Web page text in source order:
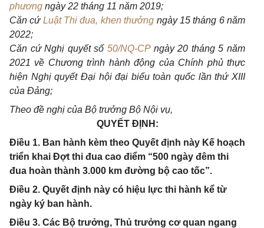
phương ngày 22 tháng 11 năm 2019;
Căn cứ Luật Thi đua, khen thưởng ngày 15 tháng 6 năm
2022;
Căn cứ Nghị quyết số 50/NQ-CPngày 20 tháng 5 năm
2021 về Chương trình hành động của Chính phủ thực
hiện Nghị quyết Đại hội đại biểu toàn quốc lần thứ XIII
của Đảng;
Theo đề nghị của Bộ trưởng Bộ Nội vụ,
QUYẾT ĐỊNH:
Điều 1. Ban hành kèm theo Quyết định này Kế hoạch
triển khai Đợt thi đua cao điểm “500 ngày đêm thi
đua hoàn thành 3.000 km đường bộ cao tốc”.
Điều 2. Quyết định này có hiệu lực thi hành kể từ
ngày ký ban hành.
Điều 3. Các Bộ trưởng, Thủ trưởng cơ quan ngang